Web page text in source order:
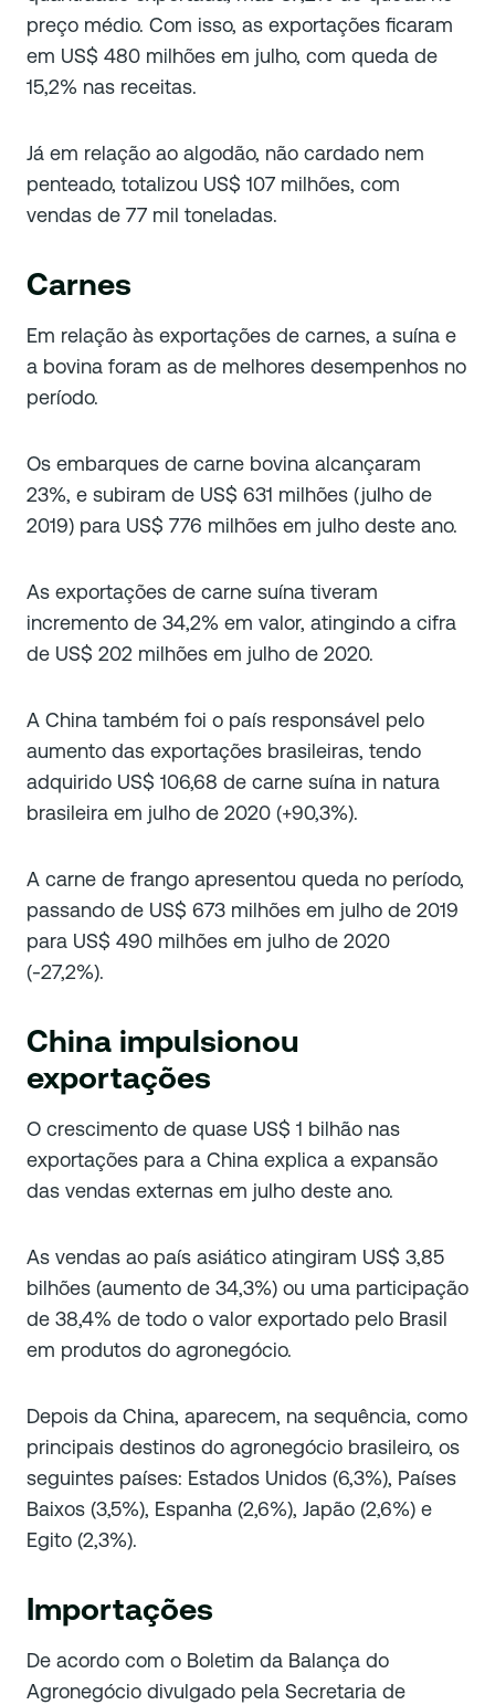
preço médio. Com isso, as exportações ficaram
em US$ 480 milhões em julho, com queda de
15,2% nas receitas.
Já em relação ao algodão, não cardado nem
penteado, totalizou US$ 107 milhões, com
vendas de 77 mil toneladas.
Carnes
Em relação às exportações de carnes, a suína e
a bovina foram as de melhores desempenhos no
período.
Os embarques de carne bovina alcançaram
23%, e subiram de US$ 631 milhões (julho de
2019) para US$ 776 milhões em julho deste ano.
As exportações de carne suína tiveram
incremento de 34,2% em valor, atingindo a cifra
de US$ 202 milhões em julho de 2020.
A China também foi o país responsável pelo
aumento das exportações brasileiras, tendo
adquirido US$ 106,68 de carne suína in natura
brasileira em julho de 2020 (+90,3%).
A carne de frango apresentou queda no período,
passando de US$ 673 milhões em julho de 2019
para US$ 490 milhões em julho de 2020
(-27,2%).
China impulsionou
exportações
O crescimento de quase US$ 1 bilhão nas
exportações para a China explica a expansão
das vendas externas em julho deste ano.
As vendas ao país asiático atingiram US$ 3,85
bilhões (aumento de 34,3%) ou uma participação
de 38,4% de todo o valor exportado pelo Brasil
em produtos do agronegócio.
Depois da China, aparecem, na sequência, como
principais destinos do agronegócio brasileiro, os
seguintes países: Estados Unidos (6,3%), Países
Baixos (3,5%), Espanha (2,6%), Japão (2,6%) e
Egito (2,3%).
Importações
De acordo com o Boletim da Balança do
Agronegócio divulgado pela Secretaria de